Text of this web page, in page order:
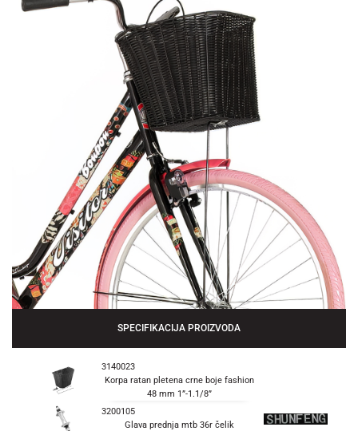
SPECIFIKACIJA PROIZVODA
3140023
Korpa ratan pletena crne boje fashion
48 mm 1”-1.1/8”
3200105
Glava prednja mtb 36r čelik